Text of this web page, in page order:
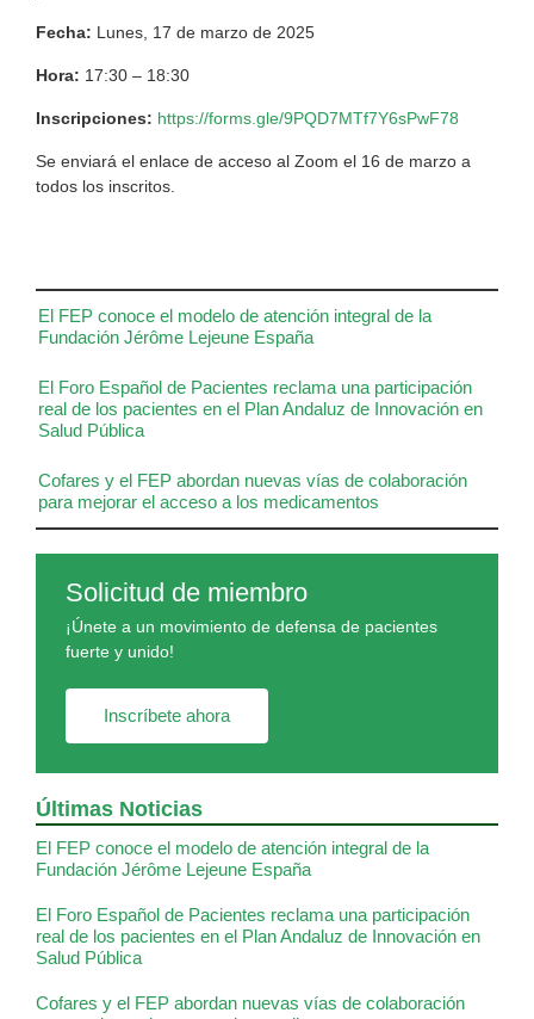
El FEP conoce el modelo de atención integral de la
Fundación Jérôme Lejeune España
El Foro Español de Pacientes reclama una participación
real de los pacientes en el Plan Andaluz de Innovación en
Salud Pública
Cofares y el FEP abordan nuevas vías de colaboración
para mejorar el acceso a los medicamentos
Solicitud de miembro
¡Únete a un movimiento de defensa de pacientes
fuerte y unido!
Inscríbete ahora
Últimas Noticias
El FEP conoce el modelo de atención integral de la
Fundación Jérôme Lejeune España
El Foro Español de Pacientes reclama una participación
real de los pacientes en el Plan Andaluz de Innovación en
Salud Pública
Cofares y el FEP abordan nuevas vías de colaboración
Fecha: Lunes, 17 de marzo de 2025
Hora: 17:30 – 18:30
Inscripciones: https://forms.gle/9PQD7MTf7Y6sPwF78
Se enviará el enlace de acceso al Zoom el 16 de marzo a
todos los inscritos.